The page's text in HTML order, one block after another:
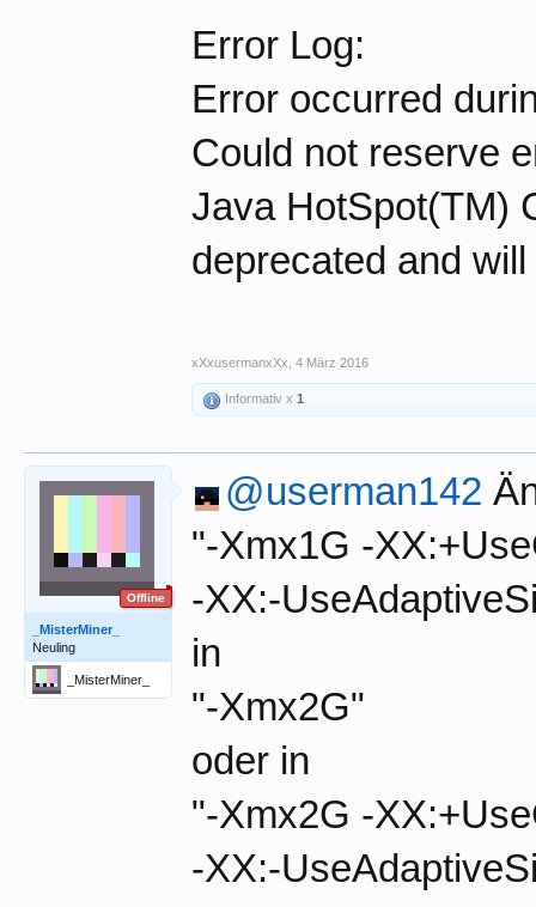
Error Log:
Error occurred
Could not reserve
Java HotSpot(TM)
deprecated and
xXxusermanxXx 4 März 2016
Informativ x 1
Offline
_MisterMiner_
Neuling
_MisterMiner_
@userman142
"-Xmx1G -
-XX:-
in
"-Xmx2G"
oder in
"-Xmx2G -
-XX:-